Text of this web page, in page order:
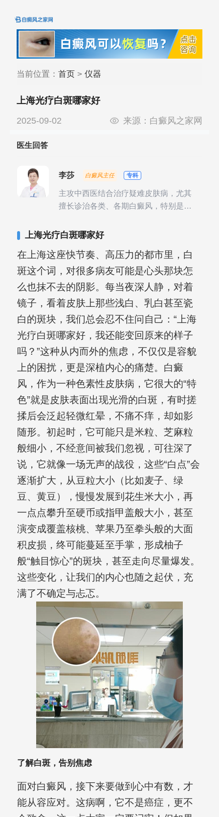
当前位置： 首页> 仪器
上海光疗白斑哪家好
2025-09-02 来源： 白癜风之家网
医生回答
李莎 白癜风主任 专科
主攻中西医结合治疗疑难皮肤病，尤其
擅长诊治各类、各期白癜风，特别是对
复发期;临床运用中医的辨证施治，理法
上海光疗白斑哪家好
在上海这座快节奏、高压力的都市里，白
斑这个词，对很多病友可能是心头那块怎
么也抹不去的阴影。每当夜深人静，对着
镜子，看着皮肤上那些浅白、乳白甚至瓷
白的斑块，我们总会忍不住问自己：“上海
光疗白斑哪家好，我还能变回原来的样子
吗？”这种从内而外的焦虑，不仅仅是容貌
上的困扰，更是深植内心的痛楚。白癜
风，作为一种色素性皮肤病，它很大的“特
色”就是皮肤表面出现光滑的白斑，有时搓
揉后会泛起轻微红晕，不痛不痒，却如影
随形。初起时，它可能只是米粒、芝麻粒
般细小，不经意间被我们忽视，可往深了
说，它就像一场无声的战役，这些“白点”会
逐渐扩大，从豆粒大小（比如麦子、绿
豆、黄豆），慢慢发展到花生米大小，再
一点点攀升至硬币或指甲盖般大小，甚至
演变成覆盖核桃、苹果乃至拳头般的大面
积皮损，终可能蔓延至手掌，形成柚子
般“触目惊心”的斑块，甚至走向尽量爆发。
这些变化，让我们的内心也随之起伏，充
满了不确定与忐忑。
了解白斑，告别焦虑
面对白癜风，接下来要做到心中有数，才
能从容应对。这病啊，它不是癌症，更不